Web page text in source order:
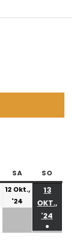
SA SO
12 Okt.,
'24
13
OKT.,
'24
●